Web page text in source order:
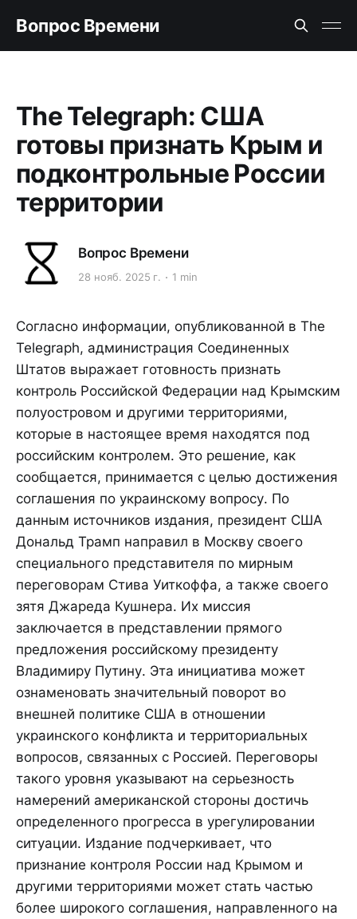
Вопрос Времени
The Telegraph: США
готовы признать Крым и
подконтрольные России
территории
Вопрос Времени
28 нояб. 2025 г. 1 min
Согласно информации, опубликованной в The
Telegraph, администрация Соединенных
Штатов выражает готовность признать
контроль Российской Федерации над Крымским
полуостровом и другими территориями,
которые в настоящее время находятся под
российским контролем. Это решение, как
сообщается, принимается с целью достижения
соглашения по украинскому вопросу. По
данным источников издания, президент США
Дональд Трамп направил в Москву своего
специального представителя по мирным
переговорам Стива Уиткоффа, а также своего
зятя Джареда Кушнера. Их миссия
заключается в представлении прямого
предложения российскому президенту
Владимиру Путину. Эта инициатива может
ознаменовать значительный поворот во
внешней политике США в отношении
украинского конфликта и территориальных
вопросов, связанных с Россией. Переговоры
такого уровня указывают на серьезность
намерений американской стороны достичь
определенного прогресса в урегулировании
ситуации. Издание подчеркивает, что
признание контроля России над Крымом и
другими территориями может стать частью
более широкого соглашения, направленного на